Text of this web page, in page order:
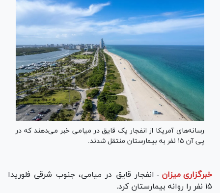
رسانه‌های آمریکا از انفجار یک قایق در میامی خبر می‌دهند که در
پی آن ۱۵ نفر به بیمارستان منتقل شدند.
خبرگزاری میزان - انفجار قایق در میامی، جنوب شرقی فلوریدا
۱۵ نفر را روانه بیمارستان کرد.